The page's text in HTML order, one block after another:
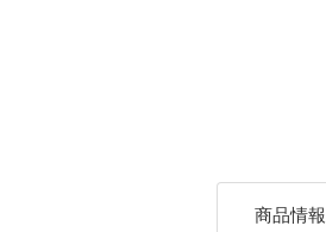
商品情報